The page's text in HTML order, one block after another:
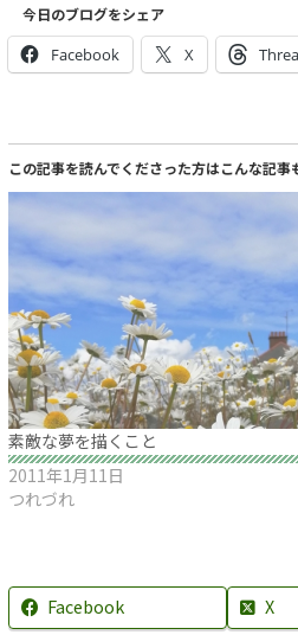
今日のブログをシェア
Facebook X
この記事を読んでくださった方はこんな記事
素敵な夢を描くこと
2011年1月11日
つれづれ
Facebook X